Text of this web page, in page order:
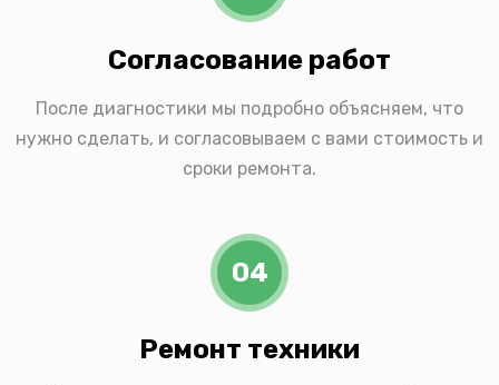
Согласование работ
После диагностики мы подробно объясняем, что
нужно сделать, и согласовываем с вами стоимость и
сроки ремонта.
04
Ремонт техники